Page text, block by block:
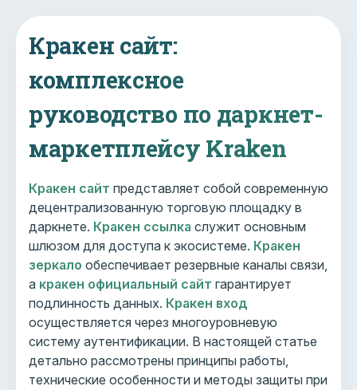
Кракен сайт:
комплексное
руководство по даркнет-
маркетплейсу Kraken
Кракен сайт представляет собой современную
децентрализованную торговую площадку в
даркнете. Кракен ссылка служит основным
шлюзом для доступа к экосистеме. Кракен
зеркало обеспечивает резервные каналы связи,
а кракен официальный сайт гарантирует
подлинность данных. Кракен вход
осуществляется через многоуровневую
систему аутентификации. В настоящей статье
детально рассмотрены принципы работы,
технические особенности и методы защиты при